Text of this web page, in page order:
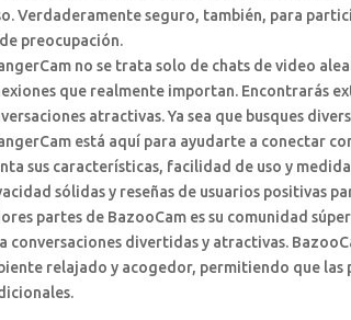
Verdaderamente seguro, también, para
preocupación.
no se trata solo de chats de video
que realmente importan. Encontrarás
atractivas. Ya sea que busques
está aquí para ayudarte a conectar
sus características, facilidad de uso y
sólidas y reseñas de usuarios positivas
partes de BazooCam es su comunidad
conversaciones divertidas y atractivas.
relajado y acogedor, permitiendo que las